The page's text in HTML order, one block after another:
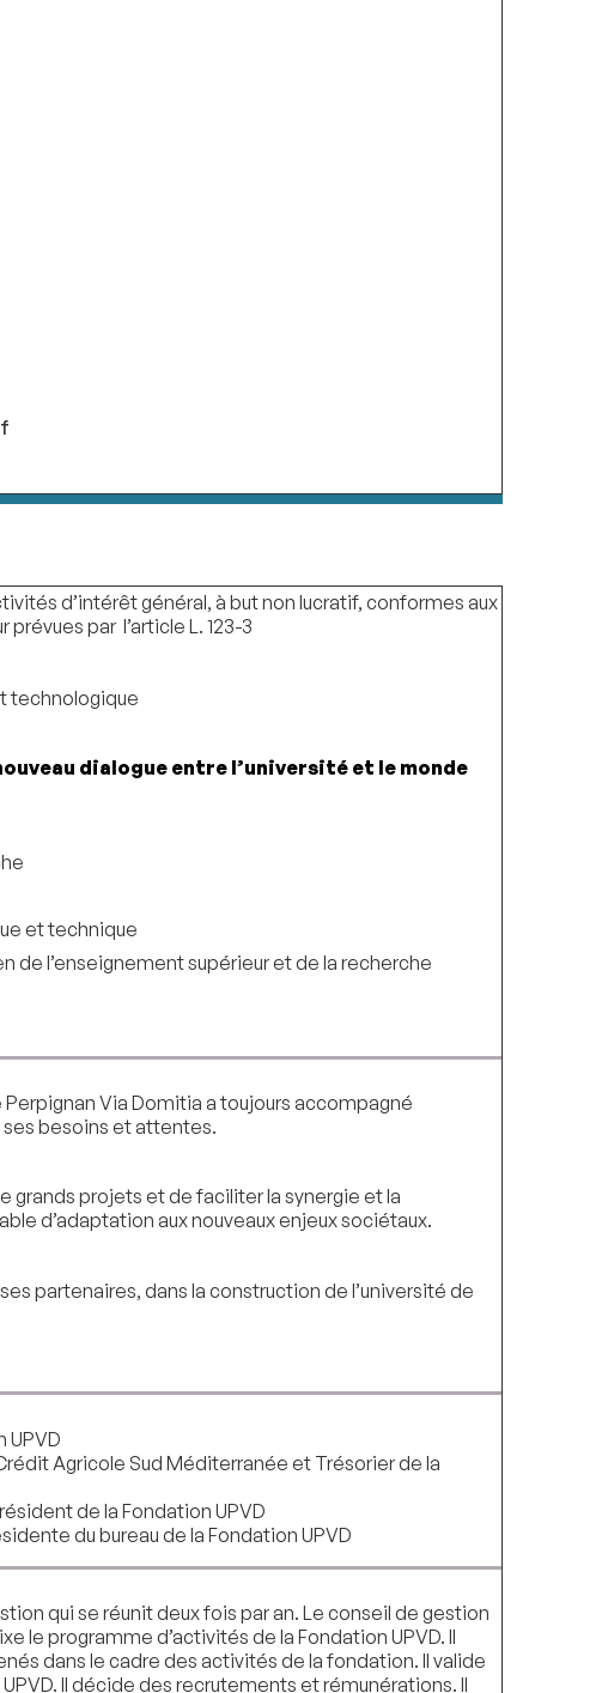
d’intérêt général, à but non lucratif, conformes aux
par l’article L. 123-3
technologique
dialogue entre l’université et le monde
et technique
de l’enseignement supérieur et de la recherche
Via Domitia a toujours accompagné
ses besoins et attentes.
grands projets et de faciliter la synergie et la
d’adaptation aux nouveaux enjeux sociétaux.
partenaires, dans la construction de l’université de
UPVD
Agricole Sud Méditerranée et Trésorier de la
de la Fondation UPVD
du bureau de la Fondation UPVD
qui se réunit deux fois par an. Le conseil de gestion
le programme d’activités de la Fondation UPVD. Il
dans le cadre des activités de la fondation. Il valide
Il décide des recrutements et rémunérations. Il